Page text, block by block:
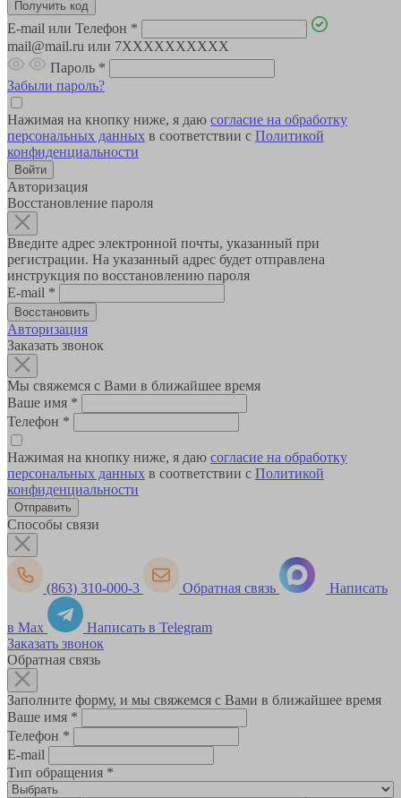
E-mail или Телефон *
mail@mail.ru или 7XXXXXXXXXX
Пароль *
Забыли пароль?
Нажимая на кнопку ниже, я даю согласие на обработку
персональных данных в соответствии с Политикой
конфиденциальности
Авторизация
Восстановление пароля
Введите адрес электронной почты, указанный при
регистрации. На указанный адрес будет отправлена
инструкция по восстановлению пароля
E-mail *
Авторизация
Заказать звонок
Мы свяжемся с Вами в ближайшее время
Ваше имя *
Телефон *
Нажимая на кнопку ниже, я даю согласие на обработку
персональных данных в соответствии с Политикой
конфиденциальности
Способы связи
(863) 310-000-3 Обратная связь Написать
в Max
Написать в Telegram
Заказать звонок
Обратная связь
Заполните форму, и мы свяжемся с Вами в ближайшее время
Ваше имя *
Телефон *
E-mail
Тип обращения *